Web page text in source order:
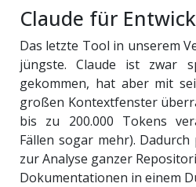
Claude für
Das letzte Tool in unserem
jüngste. Claude ist zwar
gekommen, hat aber mit
großen Kontextfenster
bis zu 200.000 Tokens
Fällen sogar mehr).
zur Analyse ganzer
Dokumentationen in einem